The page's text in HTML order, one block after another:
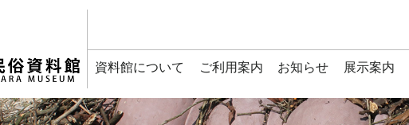
資料館について ご利用案内 お知らせ 展示案内